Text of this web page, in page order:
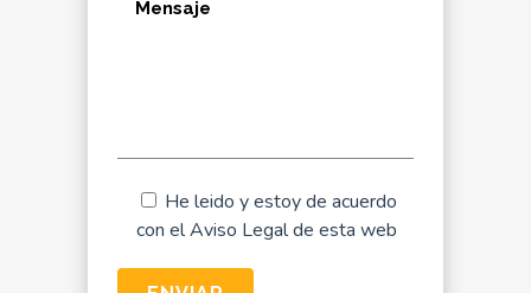
He leido y estoy de acuerdo
con elAviso Legalde esta web